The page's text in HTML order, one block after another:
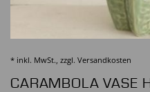
* inkl. MwSt., zzgl. Versandkosten
CARAMBOLA VASE